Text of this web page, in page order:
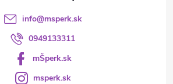
info@msperk.sk
0949133311
mŠperk.sk
msperk.sk